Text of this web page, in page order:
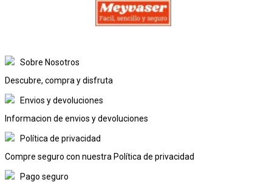
Sobre Nosotros
Descubre, compra y disfruta
Envios y devoluciones
Informacion de envios y devoluciones
Política de privacidad
Compre seguro con nuestra Política de privacidad
Pago seguro